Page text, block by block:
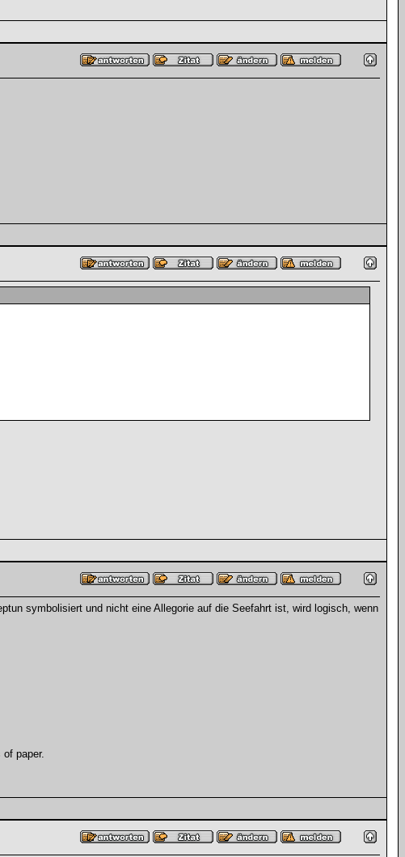
symbolisiert und nicht eine Allegorie auf die Seefahrt ist, wird logisch, wenn
paper.